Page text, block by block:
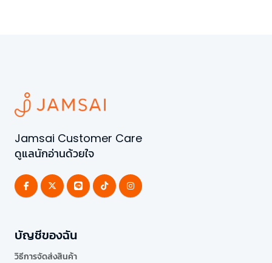
Jamsai Customer Care
ดูแลนักอ่านด้วยใจ
บัญชีของฉัน
วิธีการจัดส่งสินค้า